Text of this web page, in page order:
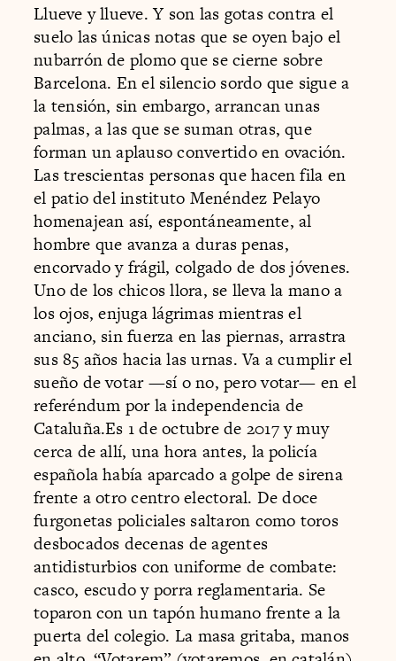
Llueve y llueve. Y son las gotas contra el
suelo las únicas notas que se oyen bajo el
nubarrón de plomo que se cierne sobre
Barcelona. En el silencio sordo que sigue a
la tensión, sin embargo, arrancan unas
palmas, a las que se suman otras, que
forman un aplauso convertido en ovación.
Las trescientas personas que hacen fila en
el patio del instituto Menéndez Pelayo
homenajean así, espontáneamente, al
hombre que avanza a duras penas,
encorvado y frágil, colgado de dos jóvenes.
Uno de los chicos llora, se lleva la mano a
los ojos, enjuga lágrimas mientras el
anciano, sin fuerza en las piernas, arrastra
sus 85 años hacia las urnas. Va a cumplir el
sueño de votar —sí o no, pero votar— en el
referéndum por la independencia de
Cataluña.Es 1 de octubre de 2017 y muy
cerca de allí, una hora antes, la policía
española había aparcado a golpe de sirena
frente a otro centro electoral. De doce
furgonetas policiales saltaron como toros
desbocados decenas de agentes
antidisturbios con uniforme de combate:
casco, escudo y porra reglamentaria. Se
toparon con un tapón humano frente a la
puerta del colegio. La masa gritaba, manos